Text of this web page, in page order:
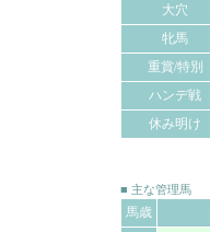
大穴
牝馬
重賞/特別
ハンデ戦
休み明け
■ 主な管理馬
馬歳